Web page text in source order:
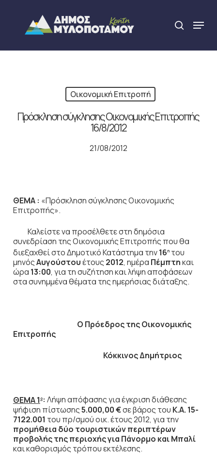
content
search
Menu
Οικονομική Επιτροπή
Πρόσκληση σύγκλησης Οικονομικής Επιτροπής
16/8/2012
21/08/2012
ΘΕΜΑ : «Πρόσκληση σύγκλησης Οικονομικής
Επιτροπής».
Καλείστε να προσέλθετε στη δημόσια
συνεδρίαση της Οικονομικής Επιτροπής που θα
διεξαχθεί στο Δημοτικό Κατάστημα την16ητου
μηνόςΑυγούστουέτους 2012, ημέρα Πέμπτηκαι
ώρα 13:00, για τη συζήτησηκαι λήψη αποφάσεων
στα συνημμένα θέματα της ημερήσιας διάταξης.
Ο Πρόεδροςτης Οικονομικής
Επιτροπής
Κόκκινος Δημήτριος
ΘΕΜΑ 1ο: Λήψη απόφασης για έγκριση διάθεσης
ψήφιση πίστωσης5.000,00 €σε βάρος του Κ.Α. 15-
7122.001 του πρ/σμού οικ. έτους 2012, για την
προμήθεια δύο τουριστικών περιπτέρων
προβολής της περιοχής για Πάνορμο και Μπαλί
και καθορισμός τρόπου εκτέλεσης.
Close